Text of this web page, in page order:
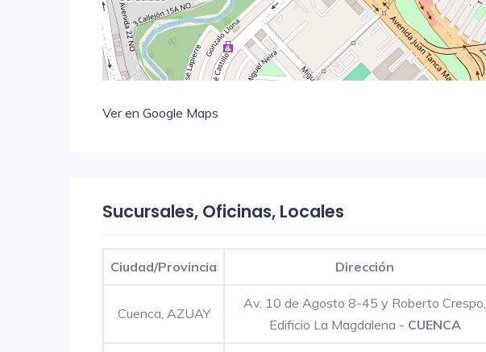
Ver en Google Maps
Sucursales, Oficinas, Locales
Ciudad/Provincia Dirección
Cuenca, AZUAY
Av. 10 de Agosto 8-45 y Roberto Crespo,
Edificio La Magdalena - CUENCA